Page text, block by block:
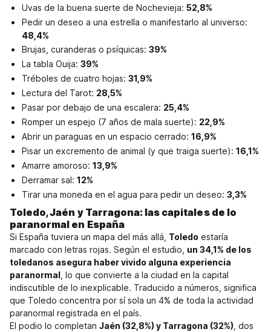
Uvas de la buena suerte de Nochevieja: 52,8%
Pedir un deseo a una estrella o manifestarlo al universo:
48,4%
Brujas, curanderas o psíquicas: 39%
La tabla Ouija: 39%
Tréboles de cuatro hojas: 31,9%
Lectura del Tarot: 28,5%
Pasar por debajo de una escalera: 25,4%
Romper un espejo (7 años de mala suerte): 22,9%
Abrir un paraguas en un espacio cerrado: 16,9%
Pisar un excremento de animal (y que traiga suerte): 16,1%
Amarre amoroso: 13,9%
Derramar sal: 12%
Tirar una moneda en el agua para pedir un deseo: 3,3%
Toledo, Jaén y Tarragona: las capitales de lo
paranormal en España
Si España tuviera un mapa del más allá, Toledo estaría
marcado con letras rojas. Según el estudio, un 34,1% de los
toledanos asegura haber vivido alguna experiencia
paranormal , lo que convierte a la ciudad en la capital
indiscutible de lo inexplicable. Traducido a números, significa
que Toledo concentra por sí sola un 4% de toda la actividad
paranormal registrada en el país.
El podio lo completan Jaén (32,8%) y Tarragona (32%) , dos